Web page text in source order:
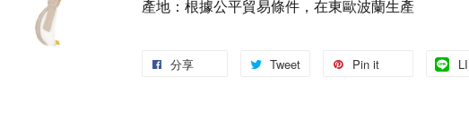
產地：根據公平貿易條件，在東歐波蘭生產
分享 Tweet Pin it